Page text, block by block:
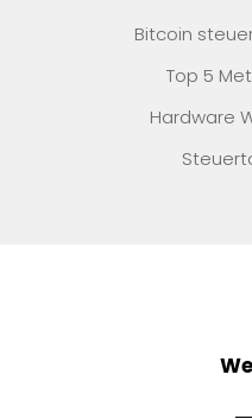
Bitcoin
Top 5
Hardware